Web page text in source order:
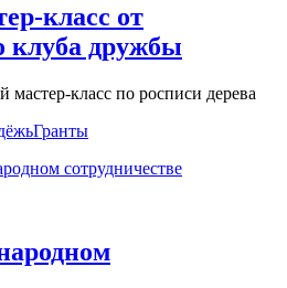
класс от
клуба дружбы
мастер-класс по росписи дерева